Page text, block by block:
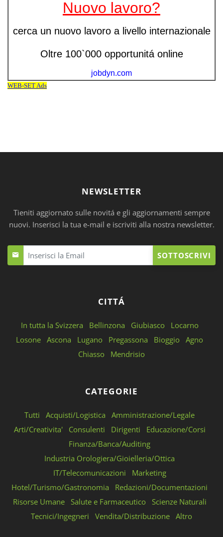
NEWSLETTER
Tieniti aggiornato sulle novitá e gli aggiornamenti sempre
nuovi. Inserisci la tua e-mail e iscriviti alla nostra newsletter.
SOTTOSCRIVI
CITTÁ
In tutta la Svizzera Bellinzona Giubiasco
Locarno
Losone Ascona Lugano Pregassona Bioggio Agno
Chiasso
Mendrisio
CATEGORIE
Tutti Acquisti/Logistica
Amministrazione/Legale
Arti/Creativita'
Consulenti Dirigenti
Educazione/Corsi
Finanza/Banca/Auditing
Industria Orologiera/Gioielleria/Ottica
IT/Telecomunicazioni
Marketing
Hotel/Turismo/Gastronomia
Redazioni/Documentazioni
Risorse Umane
Salute e Farmaceutico
Scienze Naturali
Tecnici/Ingegneri
Vendita/Distribuzione Altro